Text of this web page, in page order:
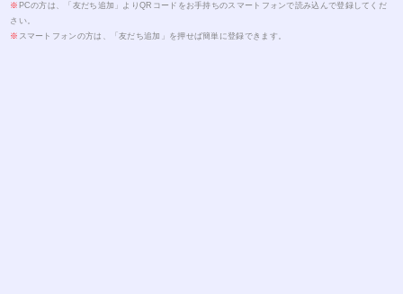
※ PCの方は、「友だち追加」よりQRコードをお手持ちのスマートフォンで読み込んで登録してくだ
さい。
※ スマートフォンの方は、「友だち追加」を押せば簡単に登録できます。